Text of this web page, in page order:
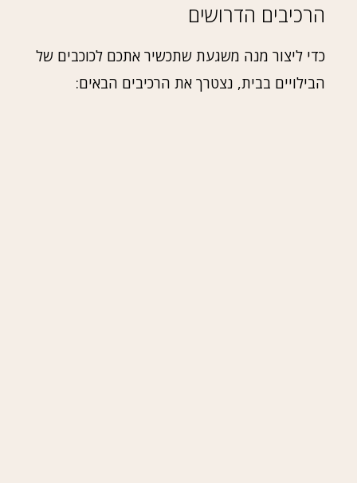
הרכיבים הדרושים
כדי ליצור מנה משגעת שתכשיר אתכם לכוכבים של
הבילויים בבית, נצטרך את הרכיבים הבאים: